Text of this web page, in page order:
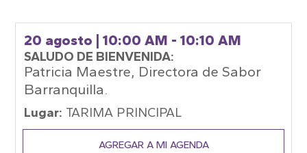
20 agosto | 10:00 AM - 10:10 AM
SALUDO DE BIENVENIDA:
Patricia Maestre, Directora de Sabor
Barranquilla.
Lugar: TARIMA PRINCIPAL
AGREGAR A MI AGENDA